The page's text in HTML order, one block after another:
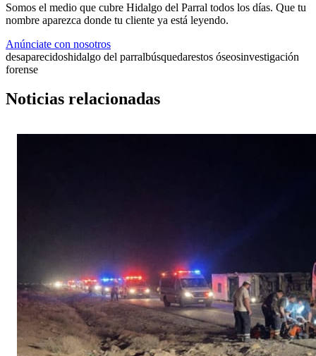
Somos el medio que cubre Hidalgo del Parral todos los días. Que tu
nombre aparezca donde tu cliente ya está leyendo.
Anúnciate con nosotros
desaparecidoshidalgo del parralbúsquedarestos óseosinvestigación
forense
Noticias relacionadas